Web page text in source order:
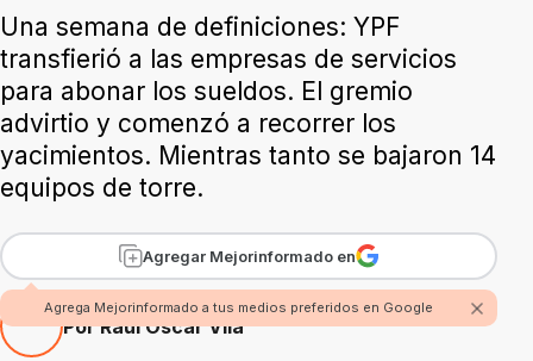
Una semana de definiciones: YPF
transfierió a las empresas de servicios
para abonar los sueldos. El gremio
advirtio y comenzó a recorrer los
yacimientos. Mientras tanto se bajaron 14
equipos de torre.
Agregar Mejorinformado en
Agrega Mejorinformado a tus medios preferidos en Google
Por Raúl Oscar Vila